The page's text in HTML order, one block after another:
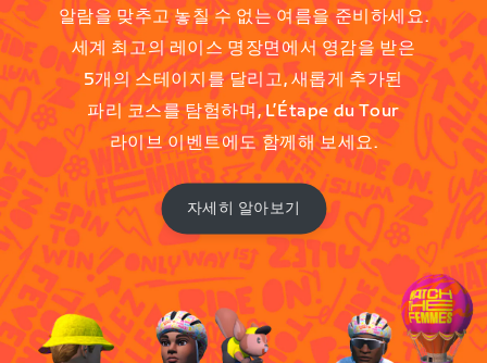
알람을 맞추고 놓칠 수 없는 여름을 준비하세요.
세계 최고의 레이스 명장면에서 영감을 받은
5개의 스테이지를 달리고, 새롭게 추가된
파리 코스를 탐험하며, L’Étape du Tour
라이브 이벤트에도 함께해 보세요.
자세히 알아보기